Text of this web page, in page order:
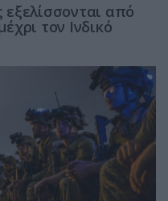
εξελίσσονται από
τον Ινδικό